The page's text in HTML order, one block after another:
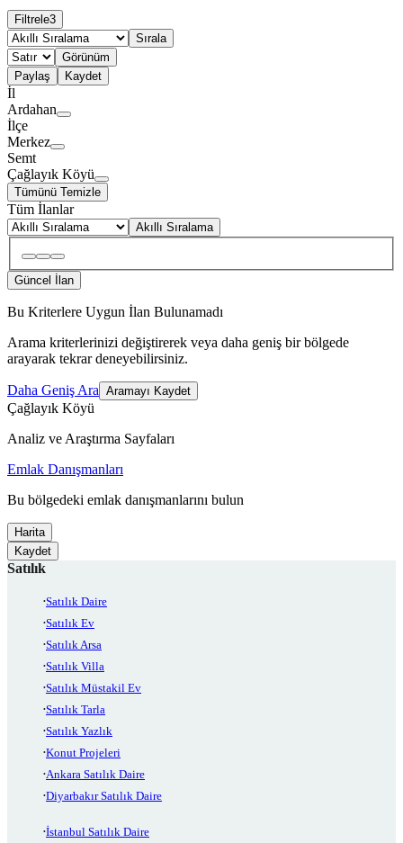
Filtrele3
Sırala
Görünüm
Paylaş
Kaydet
İl
Ardahan
İlçe
Merkez
Semt
Çağlayık Köyü
Tümünü Temizle
Tüm İlanlar
Akıllı Sıralama
Güncel İlan
Bu Kriterlere Uygun İlan Bulunamadı
Arama kriterlerinizi değiştirerek veya daha geniş bir bölgede
arayarak tekrar deneyebilirsiniz.
Daha Geniş Ara Aramayı Kaydet
Çağlayık Köyü
Analiz ve Araştırma Sayfaları
Emlak Danışmanları
Bu bölgedeki emlak danışmanlarını bulun
Harita
Kaydet
Satılık
Satılık Daire
Satılık Ev
Satılık Arsa
Satılık Villa
Satılık Müstakil Ev
Satılık Tarla
Satılık Yazlık
Konut Projeleri
Ankara Satılık Daire
Diyarbakır Satılık Daire
İstanbul Satılık Daire